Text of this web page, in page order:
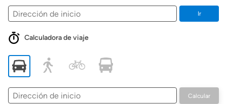
Ir
Calculadora de viaje
Dirección
de
Calcular